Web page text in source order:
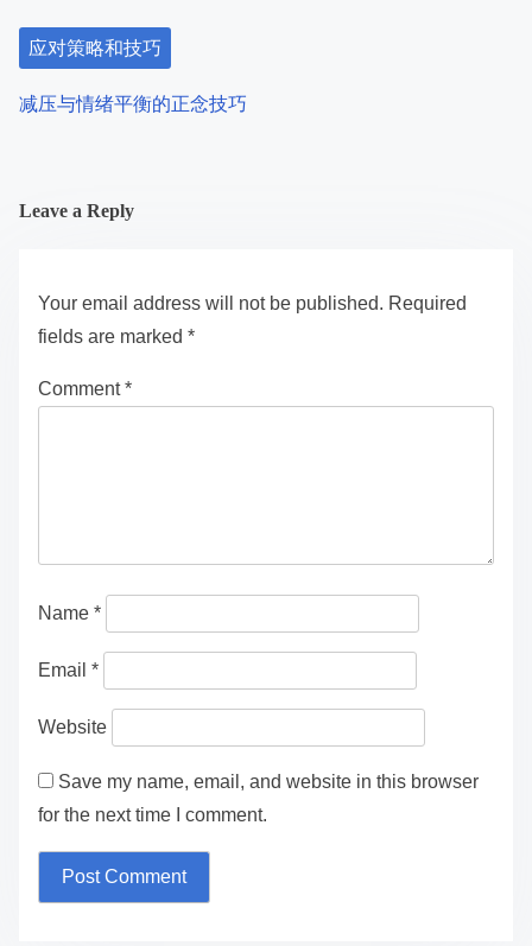
应对策略和技巧
减压与情绪平衡的正念技巧
Leave a Reply
Your email address will not be published. Required
fields are marked *
Comment*
Name *
Email *
Website
Save my name, email, and website in this browser
for the next time I comment.